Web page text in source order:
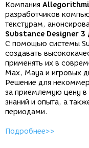
Компания
разработчиков
текстурам,
Substance Designer 3
С помощью системы
создавать
применять их в
Max, Maya и игровых
Решение для
за приемлемую цену в
знаний и опыта, а
периодами.
Подробнее>>